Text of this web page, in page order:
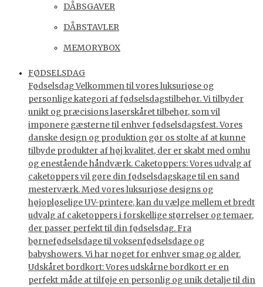
DÅBSGAVER
DÅBSTAVLER
MEMORYBOX
FØDSELSDAG
Fødselsdag Velkommen til vores luksuriøse og
personlige kategori af fødselsdagstilbehør. Vi tilbyder
unikt og præcisions laserskåret tilbehør, som vil
imponere gæsterne til enhver fødselsdagsfest. Vores
danske design og produktion gør os stolte af at kunne
tilbyde produkter af høj kvalitet, der er skabt med omhu
og enestående håndværk. Caketoppers: Vores udvalg af
caketoppers vil gøre din fødselsdagskage til en sand
mesterværk. Med vores luksuriøse designs og
højopløselige UV-printere, kan du vælge mellem et bredt
udvalg af caketoppers i forskellige størrelser og temaer,
der passer perfekt til din fødselsdag. Fra
børnefødselsdage til voksenfødselsdage og
babyshowers. Vi har noget for enhver smag og alder.
Udskåret bordkort: Vores udskårne bordkort er en
perfekt måde at tilføje en personlig og unik detalje til din